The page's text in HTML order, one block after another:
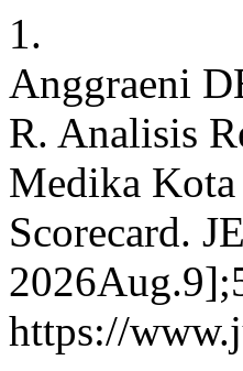
1.
Anggraeni
R. Analisis
Medika Kota
Scorecard.
https://